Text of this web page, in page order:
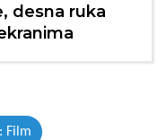
desna ruka
Film